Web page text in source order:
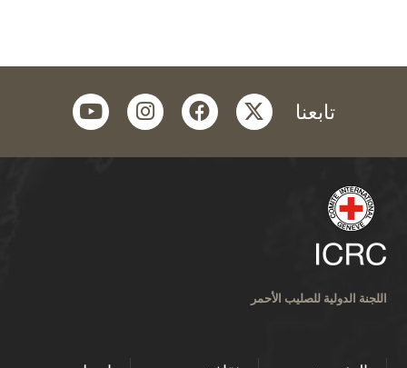
تابعنا twitter
facebook
instagram
youtube
اللجنة الدولية للصليب الأحمر